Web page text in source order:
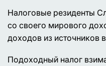
Налоговые резиденты
со своего мирового
доходов из источников
Подоходный налог